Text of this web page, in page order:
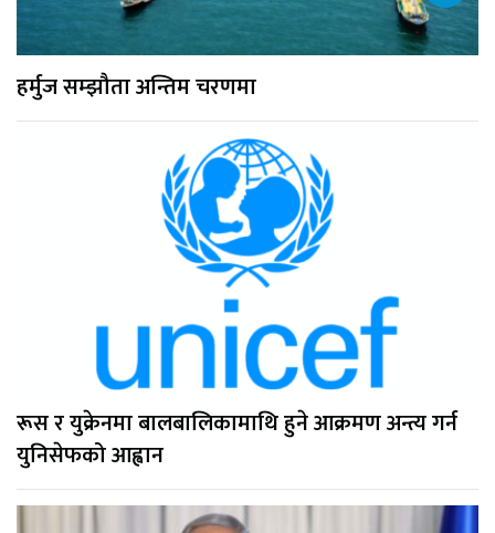
हर्मुज सम्झौता अन्तिम चरणमा
रूस र युक्रेनमा बालबालिकामाथि हुने आक्रमण अन्त्य गर्न
युनिसेफको आह्वान